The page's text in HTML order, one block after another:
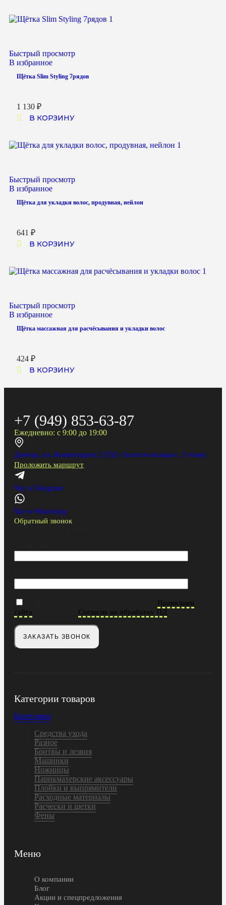
Быстрый просмотр
В избранное
Щётка Slim Styling 7рядов
1 130 ₽
В КОРЗИНУ
Быстрый просмотр
В избранное
Щётка для укладки волос, продувная, нейлон
641 ₽
В КОРЗИНУ
Быстрый просмотр
В избранное
Щётка массажная для расчёсывания и укладки волос
424 ₽
В КОРЗИНУ
+7 (949) 853-63-87
Ежедневно: с 9:00 до 19:00
Донецк, пл. Коммунаров 2 (ТЦ «Золотое кольцо», 3 этаж)
Проложить маршрут
Чат в Telegram
Чат в WhatsApp
Обратный звонок
Правилами
сайта
Согласие на обработку ПД
Категории товаров
Категории
Средства ухода
Разное
Бритвы и лезвия
Машинки
Ножницы
Парикмахерские аксессуары
Плойки и выпрямители
Расходные материалы
Расчески и щетки
Фены
Меню
О компании
Блог
Акции и спецпредложения